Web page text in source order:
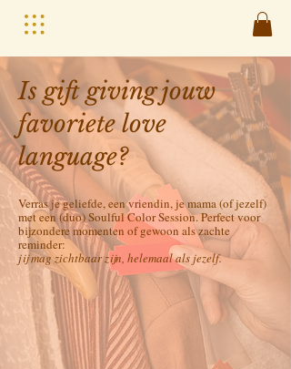
Is gift giving jouw
favoriete love
language?
Verras je geliefde, een vriendin, je mama (of jezelf)
met een (duo) Soulful Color Session. Perfect voor
bijzondere momenten of gewoon als zachte
reminder:
jij mag zichtbaar zijn, helemaal als jezelf.